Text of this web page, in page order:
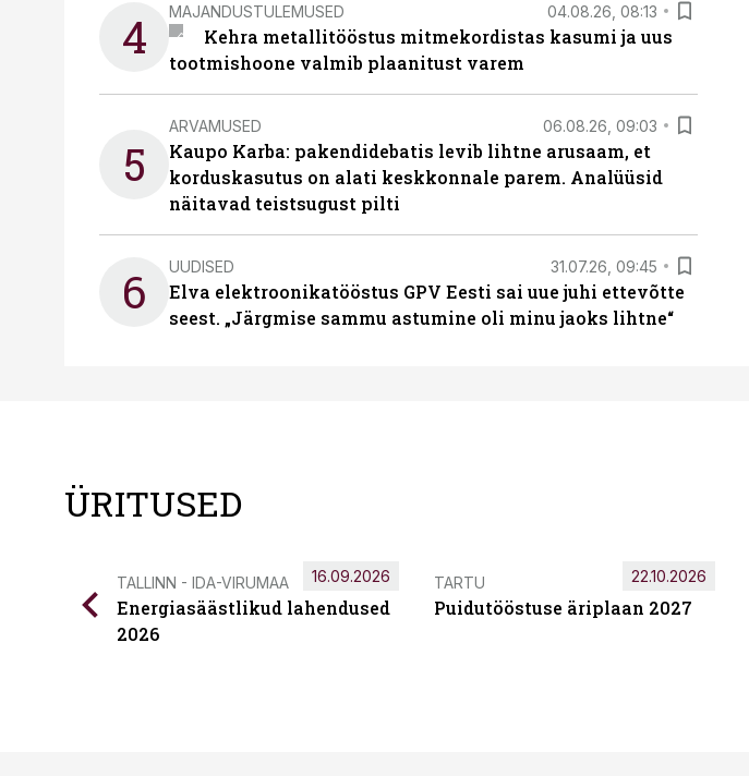
4 MAJANDUSTULEMUSED 04.08.26, 08:13
Kehra metallitööstus mitmekordistas kasumi ja uus
tootmishoone valmib plaanitust varem
5
ARVAMUSED 06.08.26, 09:03
Kaupo Karba: pakendidebatis levib lihtne arusaam, et
korduskasutus on alati keskkonnale parem. Analüüsid
näitavad teistsugust pilti
6 UUDISED 31.07.26, 09:45
Elva elektroonikatööstus GPV Eesti sai uue juhi ettevõtte
seest. „Järgmise sammu astumine oli minu jaoks lihtne“
ÜRITUSED
TALLINN - IDA-VIRUMAA
Energiasäästlikud lahendused
2026
16.09.2026 TARTU
Puidutööstuse äriplaan 2027
22.10.2026